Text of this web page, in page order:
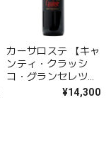
カーサロステ 【キャ
ンティ・クラッシ
コ・グランセレツィ
¥14,300